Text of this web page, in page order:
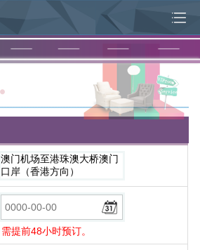
澳门机场至港珠澳大桥澳门
口岸（香港方向）
需提前48小时预订。